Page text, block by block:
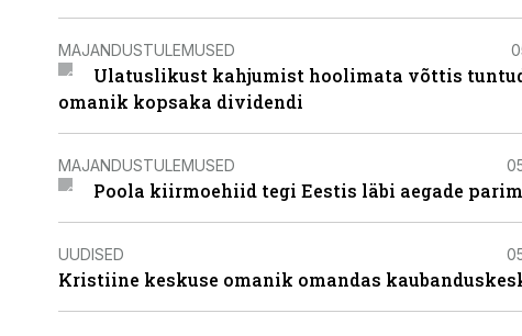
MAJANDUSTULEMUSED
Ulatuslikust kahjumist hoolimata võttis
omanik kopsaka dividendi
MAJANDUSTULEMUSED
Poola kiirmoehiid tegi Eestis läbi aegade
UUDISED
Kristiine keskuse omanik omandas